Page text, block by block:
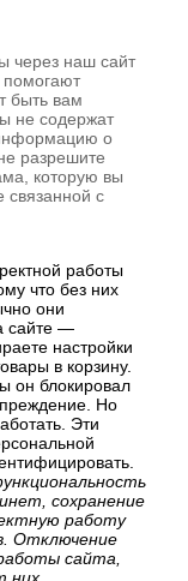
через наш сайт
быть вам
не содержат
о
разрешите
которую вы
связанной с
работы
что без них
они
сайте —
настройки
в корзину.
он блокировал
Но
Эти
сохранение
работу
Отключение
сайта,